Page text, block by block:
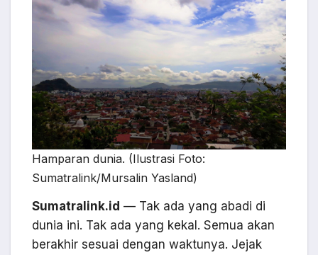
Hamparan dunia. (Ilustrasi Foto:
Sumatralink/Mursalin Yasland)
Sumatralink.id — Tak ada yang abadi di
dunia ini. Tak ada yang kekal. Semua akan
berakhir sesuai dengan waktunya. Jejak